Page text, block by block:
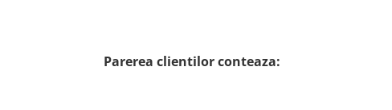
Parerea clientilor conteaza: